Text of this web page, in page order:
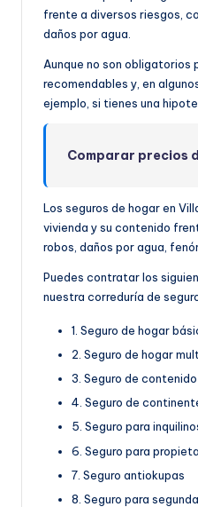
frente a diversos riesgos,
daños por agua.
Aunque no son obligatorios
recomendables y, en
ejemplo, si tienes una
Comparar precios
Los seguros de hogar en
vivienda y su contenido
robos, daños por agua,
Puedes contratar los
nuestra correduría de
1. Seguro de hogar
2. Seguro de hogar
3. Seguro de contenido
4. Seguro de
5. Seguro para
6. Seguro para
7. Seguro antiokupas
8. Seguro para